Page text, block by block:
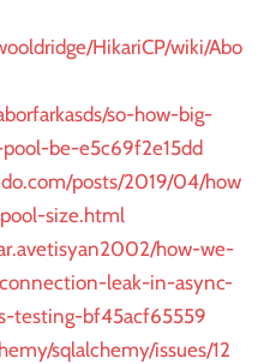
HikariCP/wiki/Abo
so-how-big-
be-e5c69f2e15dd
posts/2019/04/how
size.html
how-we-
leak-in-async-
testing-bf45acf65559
sqlalchemy/issues/12